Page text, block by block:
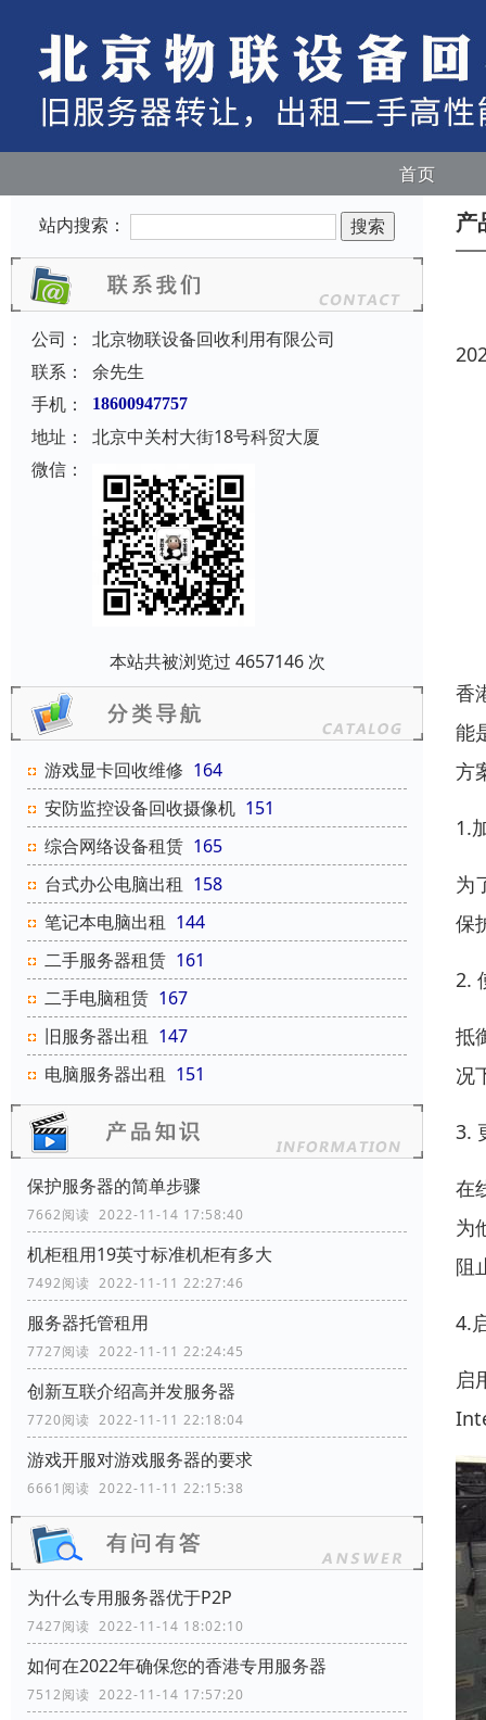
首页
站内搜索：
公司：
北京物联设备回收利用有限公司
联系：
余先生
手机：
18600947757
地址：
北京中关村大街18号科贸大厦
微信：
本站共被浏览过 4657146 次
游戏显卡回收维修 164
安防监控设备回收摄像机 151
综合网络设备租赁 165
台式办公电脑出租 158
笔记本电脑出租 144
二手服务器租赁 161
二手电脑租赁 167
旧服务器出租 147
电脑服务器出租 151
保护服务器的简单步骤
7662阅读 2022-11-14 17:58:40
机柜租用19英寸标准机柜有多大
7492阅读 2022-11-11 22:27:46
服务器托管租用
7727阅读 2022-11-11 22:24:45
创新互联介绍高并发服务器
7720阅读 2022-11-11 22:18:04
游戏开服对游戏服务器的要求
6661阅读 2022-11-11 22:15:38
为什么专用服务器优于P2P
7427阅读 2022-11-14 18:02:10
如何在2022年确保您的香港专用服务器
7512阅读 2022-11-14 17:57:20
产
香
能
方
1.
为
保
2.
抵
况
3.
在
为
阻
4.
启